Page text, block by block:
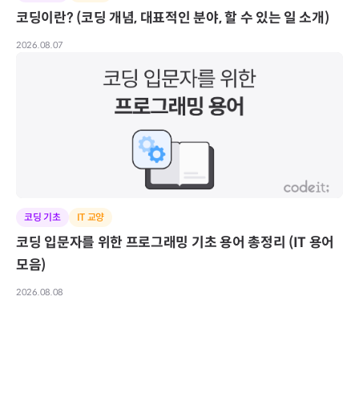
코딩이란? (코딩 개념, 대표적인 분야, 할 수 있는 일 소개)
2026.08.07
코딩 기초 IT 교양
코딩 입문자를 위한 프로그래밍 기초 용어 총정리 (IT 용어
모음)
2026.08.08